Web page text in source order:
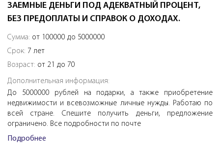
ЗАЕМНЫЕ ДЕНЬГИ ПОД АДЕКВАТНЫЙ ПРОЦЕНТ,
БЕЗ ПРЕДОПЛАТЫ И СПРАВОК О ДОХОДАХ.
Сумма: от 100000 до 5000000
Срок: 7 лет
Возраст: от 21 до 70
Дополнительная информация:
До 5000000 рублей на подарки, а также приобретение
недвижимости и всевозможные личные нужды. Работаю по
всей стране. Спешите получить деньги, предложение
ограничено. Все подробности по почте
Подробнее